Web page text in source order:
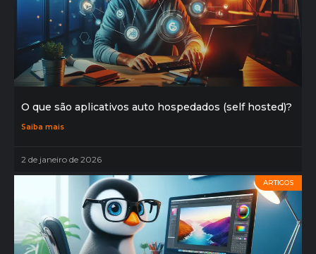
O que são aplicativos auto hospedados (self hosted)?
Saiba mais
2 de janeiro de 2026
ARTIGOS